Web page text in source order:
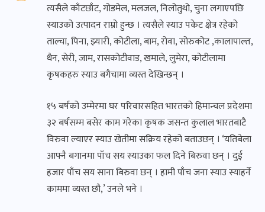
त्यसैले काँटछाँट, गोडमेल, मलजल, निलोतुथो, चुना लगाएपछि
स्याउको उत्पादन राम्रो हुन्छ । त्यसैले स्याउ पकेट क्षेत्र रहेको
ताल्चा, पिना, झ्यारी, कोटीला, बाम, रोवा, सोरुकोट ,कालापाल्त,
धैन, सेरी, जाम, रासकोटीवाड, खमाले, लुमेरा, कोटीलामा
कृषकहरु स्याउ बगैचामा व्यस्त देखिन्छन् ।
१५ बर्षको उम्मेरमा घर परिवारसहित भारतको हिमान्चल प्रदेशमा
३२ बर्षसम्म बसेर काम गरेका कृषक जसन्त कुलाल भारतबाटै
विरुवा ल्याएर स्याउ खेतीमा सक्रिय रहेको बताउछन् । ‘यतिबेला
आफ्नै बगानमा पाँच सय स्याउका फल दिने बिरुवा छन् । दुई
हजार पाँच सय साना बिरुवा छन् । हामी पाँच जना स्याउ स्याहर्ने
काममा व्यस्त छौ,’ उनले भने ।